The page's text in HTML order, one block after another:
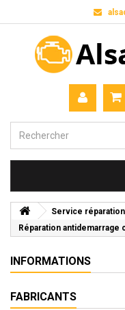
Service réparation
Réparation antidemarrage
INFORMATIONS
FABRICANTS